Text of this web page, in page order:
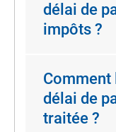
délai de
impôts ?
Comment
délai de
traitée ?